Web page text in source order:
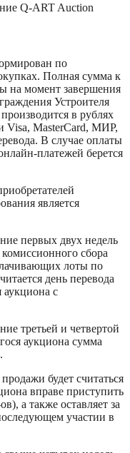
Q-ART Auction
по
Полная сумма к
на момент завершения
Устроителя
в рублях
Visa, MasterCard, МИР,
В случае оплаты
платежей берется
является
первых двух недель
сбора
лоты по
день перевода
аукциона с
третьей и четвертой
аукциона сумма
будет считаться
вправе приступить
а также оставляет за
участии в